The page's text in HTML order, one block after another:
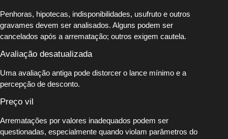
Penhoras, hipotecas, indisponibilidades, usufruto e outros
gravames devem ser analisados. Alguns podem ser
cancelados após a arrematação; outros exigem cautela.
Avaliação desatualizada
Uma avaliação antiga pode distorcer o lance mínimo e a
percepção de desconto.
Preço vil
Arrematações por valores inadequados podem ser
questionadas, especialmente quando violam parâmetros do